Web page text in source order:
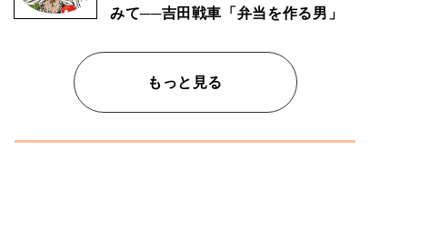
みて──吉田戦車「弁当を作る男」
もっと見る